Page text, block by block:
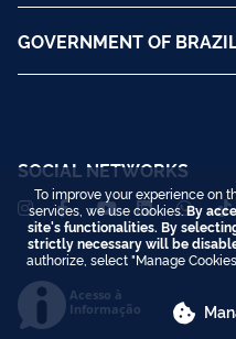
GOVERNMENT OF
SOCIAL NETWORKS
Acesso à
Informação
To improve your experience on
services, we use cookies.By
site's functionalities. By
strictly necessary will be
authorize, select "Manage